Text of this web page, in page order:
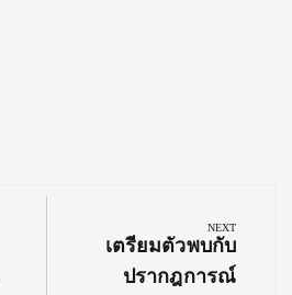
NEXT
Next
Post:
เตรียมตัวพบกับ
ปรากฎการณ์